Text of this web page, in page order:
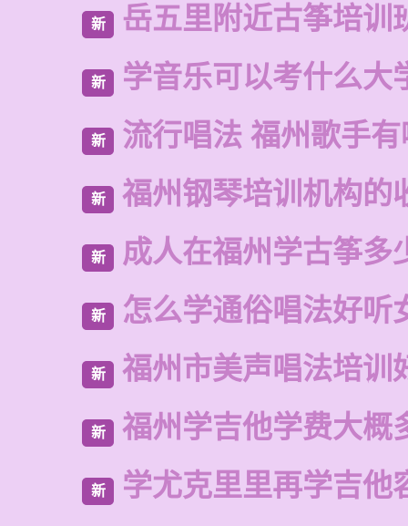
新 岳五里附近古筝培训
新 学音乐可以考什么大
新 流行唱法 福州歌手
新 福州钢琴培训机构的
新 成人在福州学古筝多
新 怎么学通俗唱法好听
新 福州市美声唱法培训
新 福州学吉他学费大概
新 学尤克里里再学吉他